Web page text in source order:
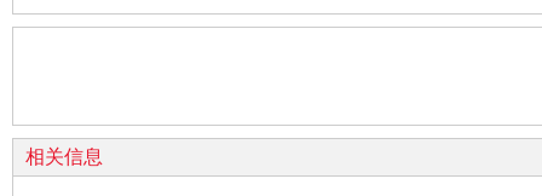
相关信息